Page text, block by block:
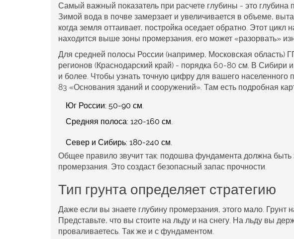
Самый важный показатель при расчете глубины - это глубина
Зимой вода в почве замерзает и увеличивается в объеме,
когда земля оттаивает, постройка оседает обратно. Этот
находится выше зоны промерзания, его может «разорвать»
Для средней полосы России (например, Московская область)
регионов (Краснодарский край) - порядка 60-80 см. В Сибири
и более. Чтобы узнать точную цифру для вашего населенного
83 «Основания зданий и сооружений». Там есть подробная
Юг России: 50-90 см.
Средняя полоса: 120-160 см.
Север и Сибирь: 180-240 см.
Общее правило звучит так: подошва фундамента должна
промерзания. Это создаст безопасный запас прочности.
Тип грунта определяет стратегию
Даже если вы знаете глубину промерзания, этого мало.
Представьте, что вы стоите на льду и на снегу. На льду вы
проваливаетесь. Так же и с фундаментом.